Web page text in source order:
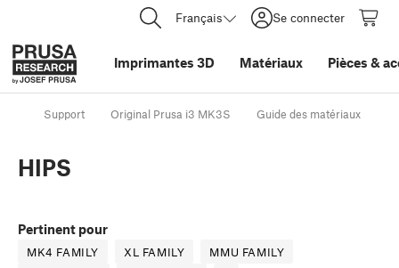
Français Se connecter
Imprimantes 3D Matériaux Pièces &
Support Original Prusa i3 MK3S Guide des matériaux
HIPS
Pertinent pour
MK4 FAMILY XL FAMILY
MMU FAMILY